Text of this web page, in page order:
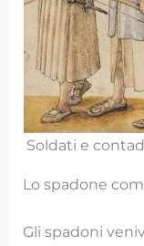
Soldati e
Lo spadone
Gli spadoni